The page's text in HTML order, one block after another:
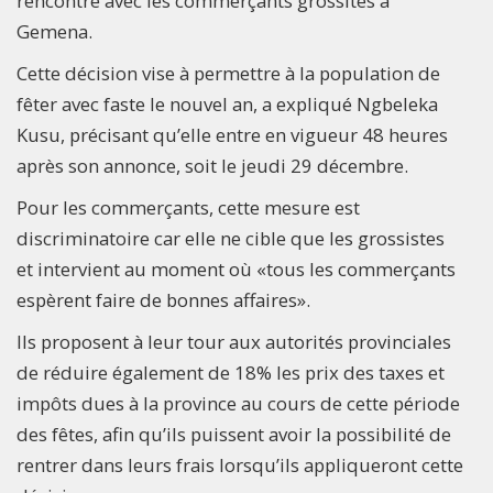
Gemena.
Cette décision vise à permettre à la population de
fêter avec faste le nouvel an, a expliqué Ngbeleka
Kusu, précisant qu’elle entre en vigueur 48 heures
après son annonce, soit le jeudi 29 décembre.
Pour les commerçants, cette mesure est
discriminatoire car elle ne cible que les grossistes
et intervient au moment où «tous les commerçants
espèrent faire de bonnes affaires».
Ils proposent à leur tour aux autorités provinciales
de réduire également de 18% les prix des taxes et
impôts dues à la province au cours de cette période
des fêtes, afin qu’ils puissent avoir la possibilité de
rentrer dans leurs frais lorsqu’ils appliqueront cette